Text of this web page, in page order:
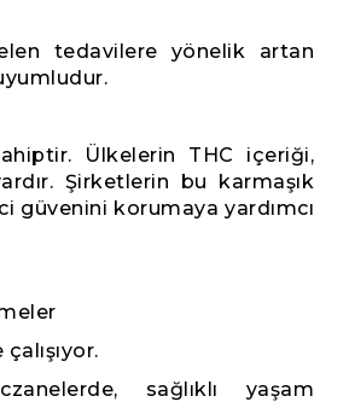
tedavilere yönelik artan
Ülkelerin THC içeriği,
Şirketlerin bu karmaşık
güvenini korumaya yardımcı
sağlıklı yaşam